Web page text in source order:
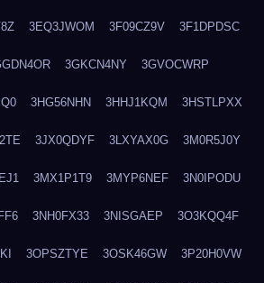
3EQ3JWOM 3F09CZ9V 3F1DPDSC
3GKCN4NY 3GVOCWRP
3HG56NHN 3HHJ1KQM 3HSTLPXX
3JX0QDYF 3LXYAX0G 3M0R5J0Y
3MX1P1T9 3MYP6NEF 3N0IPODU
3NH0FX33 3NISGAEP 3O3KQQ4F
3OPSZTYE 3OSK46GW 3P20H0VW